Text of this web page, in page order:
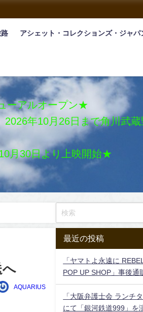
アシェット・コレクションズ・ジャパ
ーアルオープン★
年10月26日まで角川武蔵
月30日より上映開始★
へ
AQUARIUS
最近の投稿
「ヤマトよ永遠に
POP UP SHOP」事後通
「大阪弁護士会 ランチ
にて「銀河鉄道999」を